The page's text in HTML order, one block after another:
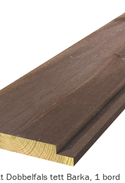
Dobbelfals tett Barka, 1 bord